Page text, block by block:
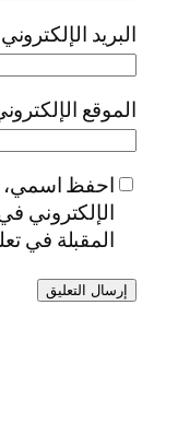
البريد الإلكتروني
الموقع
احفظ اسمي،
الإلكتروني
المقبلة في